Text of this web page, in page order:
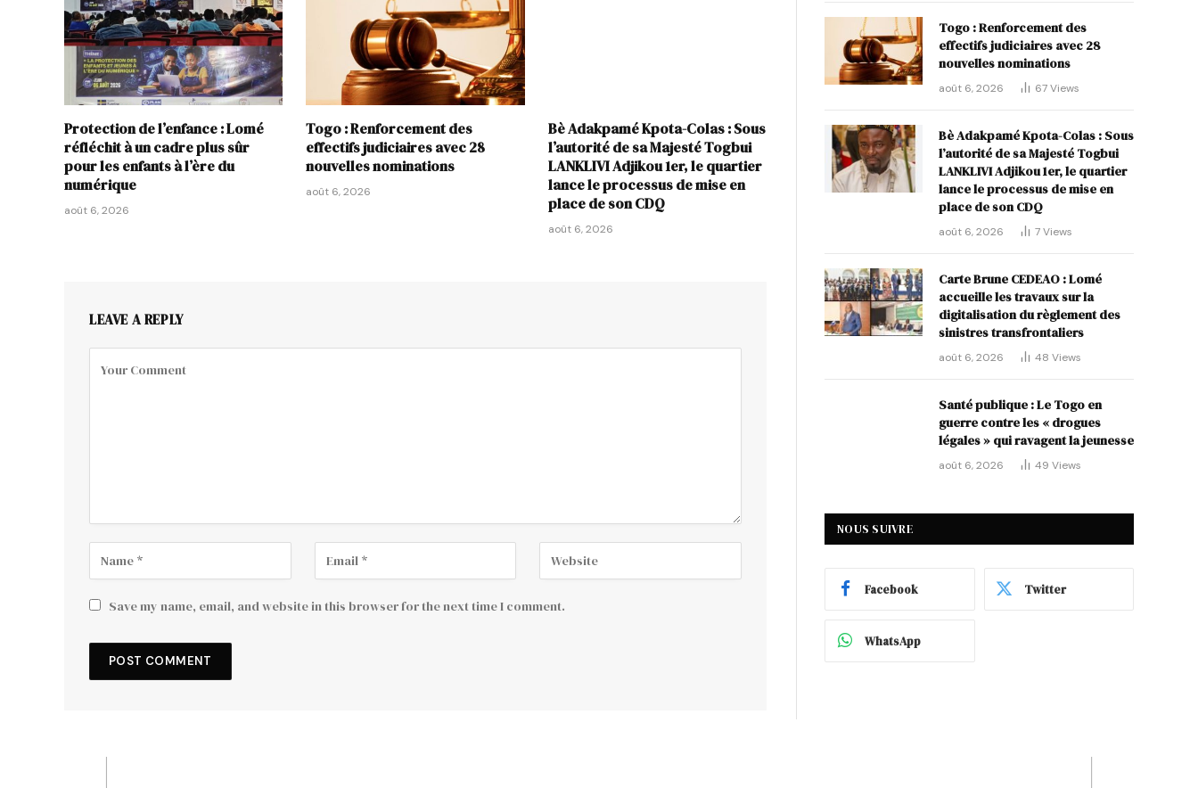
Protection de l’enfance : Lomé
réfléchit à un cadre plus sûr
pour les enfants à l’ère du
numérique
août 6, 2026
Togo : Renforcement des
effectifs judiciaires avec 28
nouvelles nominations
août 6, 2026
Bè Adakpamé Kpota-Colas : Sous
l’autorité de sa Majesté Togbui
LANKLIVI Adjikou 1er, le quartier
lance le processus de mise en
place de son CDQ
août 6, 2026
LEAVE A REPLY
Save my name, email, and website in this browser for the next time I comment.
Togo : Renforcement des
effectifs judiciaires avec 28
nouvelles nominations
août 6, 2026 67Views
Bè Adakpamé Kpota-Colas : Sous
l’autorité de sa Majesté Togbui
LANKLIVI Adjikou 1er, le quartier
lance le processus de mise en
place de son CDQ
août 6, 2026 7Views
Carte Brune CEDEAO : Lomé
accueille les travaux sur la
digitalisation du règlement des
sinistres transfrontaliers
août 6, 2026 48 Views
Santé publique : Le Togo en
guerre contre les « drogues
légales » qui ravagent la jeunesse
août 6, 2026 49 Views
NOUS SUIVRE
Facebook Twitter
WhatsApp